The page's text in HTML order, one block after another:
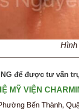
Hình
để được tư vấn
MỸ VIỆN
Bến Thành,